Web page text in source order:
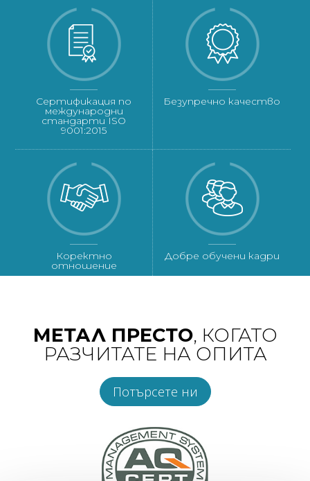
Сертификация по
международни
стандарти ISO
9001:2015
Безупречно качество
Коректно
отношение
Добре обучени кадри
МЕТАЛ ПРЕСТО, КОГАТО
РАЗЧИТАТЕ НА ОПИТА
Потърсете ни